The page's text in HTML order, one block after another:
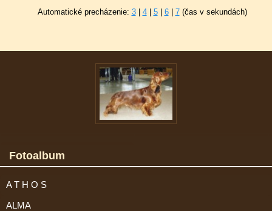
Automatické precházenie: 3| 4| 5| 6| 7(čas v sekundách)
Fotoalbum
A T H O S
ALMA